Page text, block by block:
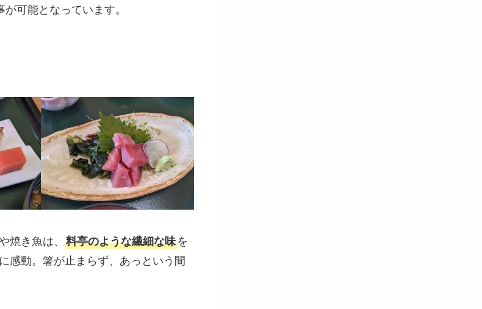
可能となっています。
焼き魚は、 料亭のような繊細な味 を
感動。箸が止まらず、あっという間